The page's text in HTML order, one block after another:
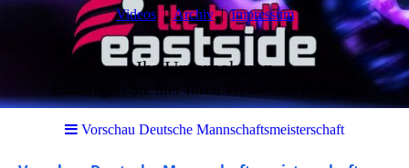
Videos Archiv Impressum
Ihr Unternehmen
Bitte fügen Sie hier Ihren Webseiten-Titel ein.
Vorschau Deutsche Mannschaftsmeisterschaft